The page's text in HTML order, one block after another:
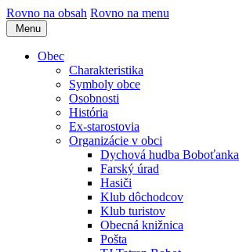
Rovno na obsah Rovno na menu
Menu
Obec
Charakteristika
Symboly obce
Osobnosti
História
Ex-starostovia
Organizácie v obci
Dychová hudba Boboťanka
Farský úrad
Hasiči
Klub dôchodcov
Klub turistov
Obecná knižnica
Pošta